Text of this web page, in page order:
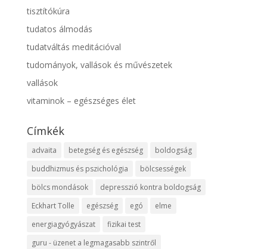
tisztítókúra
tudatos álmodás
tudatváltás meditációval
tudományok, vallások és művészetek
vallások
vitaminok – egészséges élet
Címkék
advaita betegség és egészség
boldogság
buddhizmus és pszichológia
bölcsességek
bölcs mondások
depresszió kontra boldogság
Eckhart Tolle
egészség egó
elme
energiagyógyászat
fizikai test
guru - üzenet a legmagasabb szintről